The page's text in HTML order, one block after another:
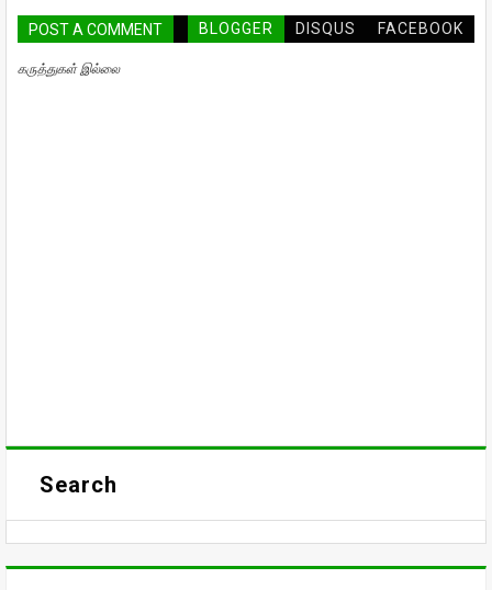
POST A COMMENT BLOGGER DISQUS FACEBOOK
கருத்துகள் இல்லை
Search